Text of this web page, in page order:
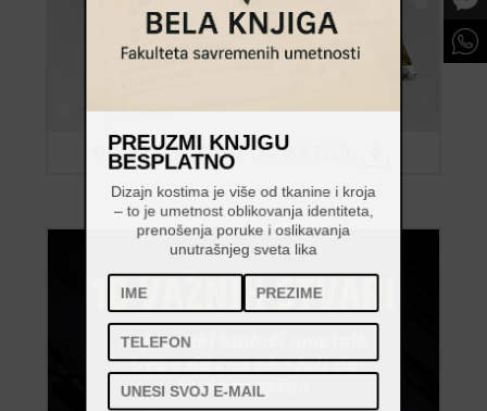
PREUZMI KNJIGU
BESPLATNO
Dizajn kostima je više od tkanine i kroja
– to je umetnost oblikovanja identiteta,
prenošenja poruke i oslikavanja
unutrašnjeg sveta lika